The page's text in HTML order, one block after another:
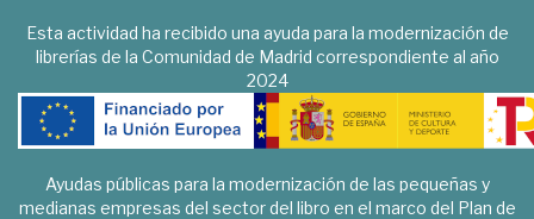
Esta actividad ha recibido una ayuda para la modernización de
librerías de la Comunidad de Madrid correspondiente al año
2024
Ayudas públicas para la modernización de las pequeñas y
medianas empresas del sector del libro en el marco del Plan de